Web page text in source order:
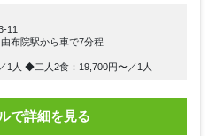
11
布院駅から車で7分程
1人 ◆二人2食：19,700円〜／1人
で詳細を見る